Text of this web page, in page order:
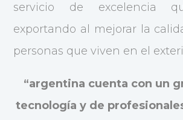
servicio de excelencia
exportando al mejorar la
personas que viven en el
“argentina cuenta con un
tecnología y de